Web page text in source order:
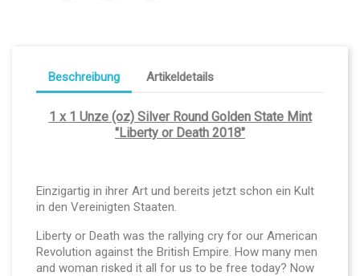
Beschreibung Artikeldetails
1 x 1 Unze (oz) Silver Round Golden State Mint
"Liberty or Death 2018"
Einzigartig in ihrer Art und bereits jetzt schon ein Kult
in den Vereinigten Staaten.
Liberty or Death was the rallying cry for our American
Revolution against the British Empire. How many men
and woman risked it all for us to be free today? Now